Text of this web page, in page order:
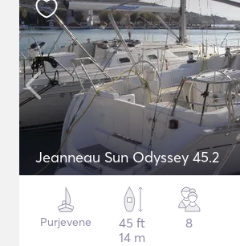
Jeanneau Sun Odyssey 45.2
Purjevene
45 ft
14 m
8